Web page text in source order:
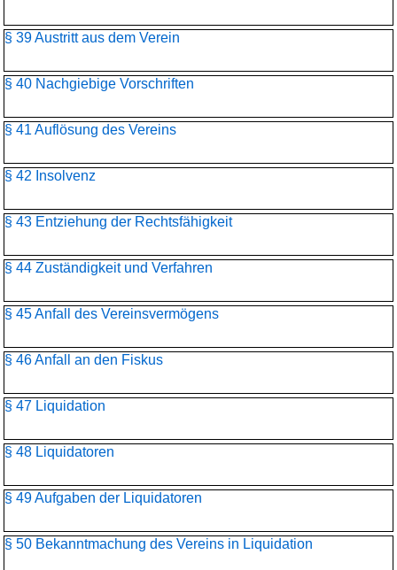
§ 39 Austritt aus dem Verein
§ 40 Nachgiebige Vorschriften
§ 41 Auflösung des Vereins
§ 42 Insolvenz
§ 43 Entziehung der Rechtsfähigkeit
§ 44 Zuständigkeit und Verfahren
§ 45 Anfall des Vereinsvermögens
§ 46 Anfall an den Fiskus
§ 47 Liquidation
§ 48 Liquidatoren
§ 49 Aufgaben der Liquidatoren
§ 50 Bekanntmachung des Vereins in Liquidation